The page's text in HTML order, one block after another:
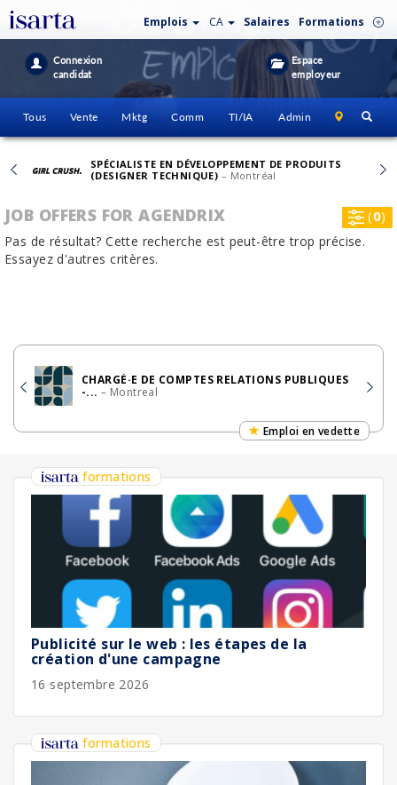
Emplois CA Salaires Formations
Connexion
candidat
Espace
employeur
Tous Vente Mktg Comm TI/IA Admin
SPÉCIALISTE EN DÉVELOPPEMENT DE PRODUITS
(DESIGNER TECHNIQUE)– Montréal
JOB OFFERS FOR AGENDRIX (0)
Pas de résultat? Cette recherche est peut-être trop précise.
Essayez d'autres critères.
CHARGÉ·E DE COMPTES RELATIONS PUBLIQUES
-...– Montreal
Emploi en vedette
formations
Publicité sur le web : les étapes de la
création d'une campagne
16 septembre 2026
formations